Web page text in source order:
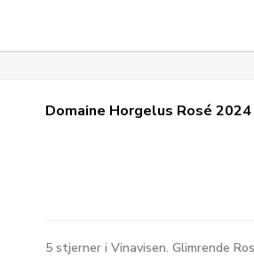
Domaine Horgelus Rosé 2024
5 stjerner i Vinavisen. Glimrende